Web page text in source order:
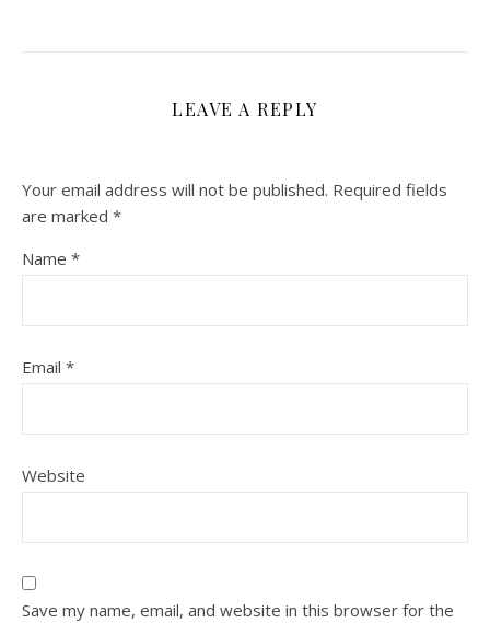
LEAVE A REPLY
Your email address will not be published. Required fields
are marked *
Name *
Email *
Website
Save my name, email, and website in this browser for the